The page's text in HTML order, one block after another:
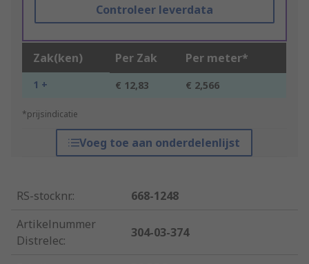
Controleer leverdata
Zak(ken) Per Zak Per meter*
1 + € 12,83 € 2,566
*prijsindicatie
Voeg toe aan onderdelenlijst
RS-stocknr.:
668-1248
Artikelnummer
Distrelec:
304-03-374